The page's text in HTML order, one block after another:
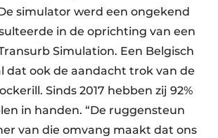
simulator werd een ongekend
in de oprichting van een
Simulation. Een Belgisch
dat ook de aandacht trok van de
Sinds 2017 hebben zij 92%
in handen. “De ruggensteun
van die omvang maakt dat ons